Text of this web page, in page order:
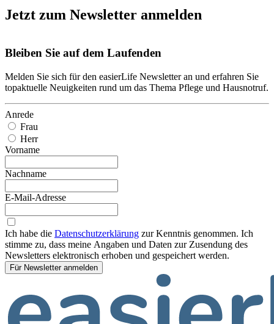
Jetzt zum Newsletter anmelden
Bleiben Sie auf dem Laufenden
Melden Sie sich für den easierLife Newsletter an und erfahren Sie
topaktuelle Neuigkeiten rund um das Thema Pflege und Hausnotruf.
Anrede
Frau
Herr
Vorname
Nachname
E-Mail-Adresse
Ich habe die Datenschutzerklärung zur Kenntnis genommen. Ich
stimme zu, dass meine Angaben und Daten zur Zusendung des
Newsletters elektronisch erhoben und gespeichert werden.
Für Newsletter anmelden